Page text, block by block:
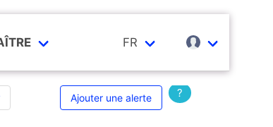
FR
Ajouter une alerte ?